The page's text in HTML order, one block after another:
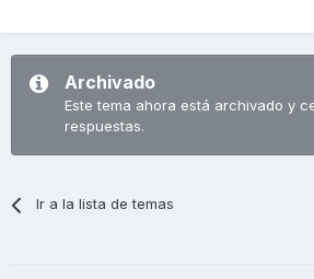
Archivado
Este tema ahora está archivado y
respuestas.
Ir a la lista de temas